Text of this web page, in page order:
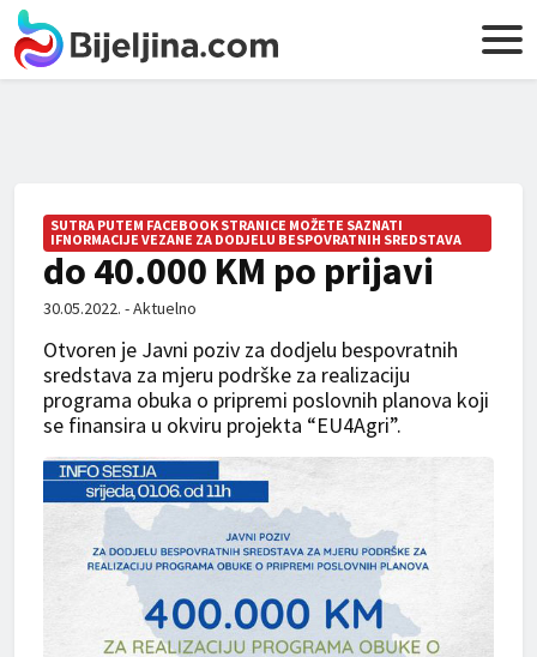
SUTRA PUTEM FACEBOOK STRANICE MOŽETE SAZNATI
IFNORMACIJE VEZANE ZA DODJELU BESPOVRATNIH SREDSTAVA
do 40.000 KM po prijavi
30.05.2022. - Aktuelno
Otvoren je Javni poziv za dodjelu bespovratnih
sredstava za mjeru podrške za realizaciju
programa obuka o pripremi poslovnih planova koji
se finansira u okviru projekta “EU4Agri”.